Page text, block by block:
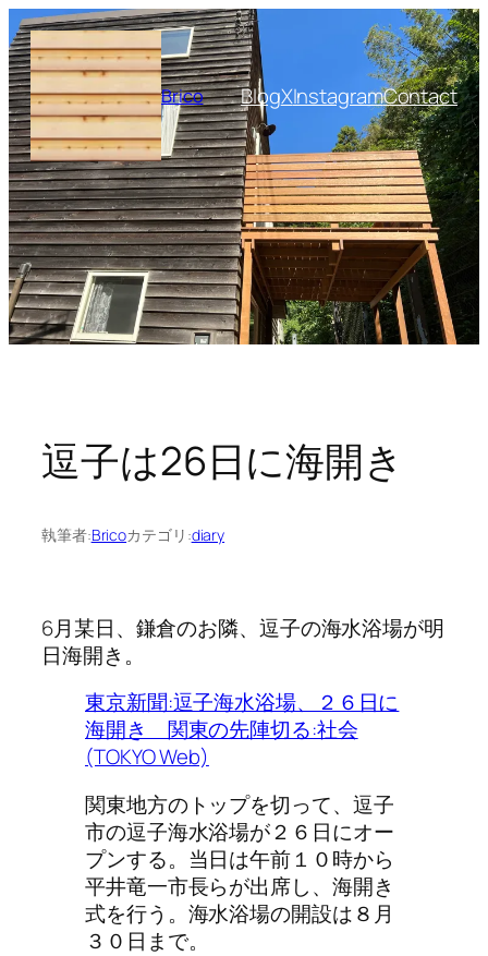
内
容
を
ス
キ
ッ
プ
Brico BlogXInstagramContact
逗子は26日に海開き
執筆者:Bricoカテゴリ:diary
6月某日、鎌倉のお隣、逗子の海水浴場が明
日海開き。
東京新聞:逗子海水浴場、２６日に
海開き 関東の先陣切る:社会
(TOKYO Web)
関東地方のトップを切って、逗子
市の逗子海水浴場が２６日にオー
プンする。当日は午前１０時から
平井竜一市長らが出席し、海開き
式を行う。海水浴場の開設は８月
３０日まで。